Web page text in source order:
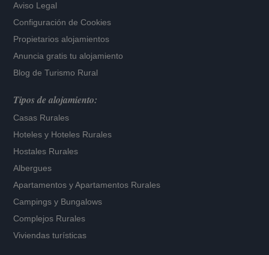
Aviso Legal
Configuración de Cookies
Propietarios alojamientos
Anuncia gratis tu alojamiento
Blog de Turismo Rural
Tipos de alojamiento:
Casas Rurales
Hoteles y Hoteles Rurales
Hostales Rurales
Albergues
Apartamentos yApartamentos Rurales
Campings y Bungalows
Complejos Rurales
Viviendas turísticas